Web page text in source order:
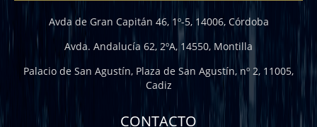
Avda de Gran Capitán 46, 1º-5, 14006, Córdoba
Avda. Andalucía 62, 2ºA, 14550, Montilla
Palacio de San Agustín, Plaza de San Agustín, nº 2, 11005,
Cadiz
CONTACTO